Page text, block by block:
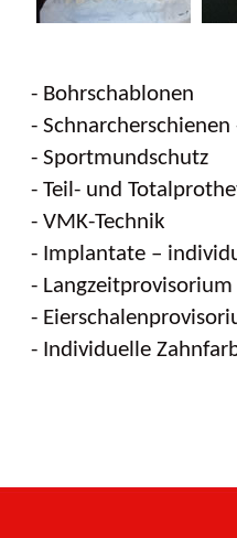
- Bohrschablonen
- Schnarcherschienen
- Sportmundschutz
- Teil- und
- VMK-Technik
- Implantate –
- Langzeitprovisorium
-
- Individuelle